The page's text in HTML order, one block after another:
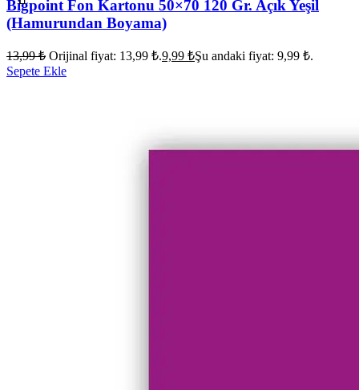
Bigpoint Fon Kartonu 50×70 120 Gr. Açık Yeşil
(Hamurundan Boyama)
13,99₺ Orijinal fiyat: 13,99 ₺.9,99 ₺Şu andaki fiyat: 9,99 ₺.
Sepete Ekle